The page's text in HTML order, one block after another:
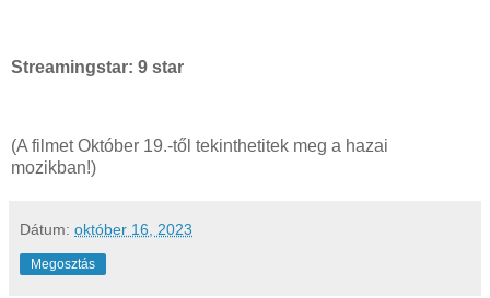
Streamingstar: 9 star
(A filmet Október 19.-től tekinthetitek meg a hazai
mozikban!)
Dátum: október 16, 2023
Megosztás